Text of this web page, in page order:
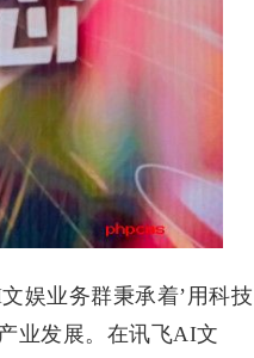
娱业务群秉承着’用科技
业发展。在讯飞AI文